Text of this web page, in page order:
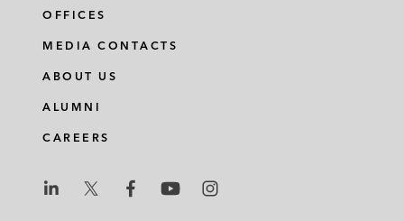
OFFICES
MEDIA CONTACTS
ABOUT US
ALUMNI
CAREERS